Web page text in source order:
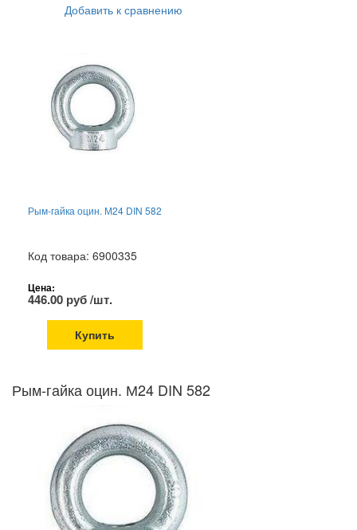
Добавить к сравнению
Рым-гайка оцин. М24 DIN 582
Код товара: 6900335
Цена:
446.00 руб /шт.
Купить
Рым-гайка оцин. М24 DIN 582